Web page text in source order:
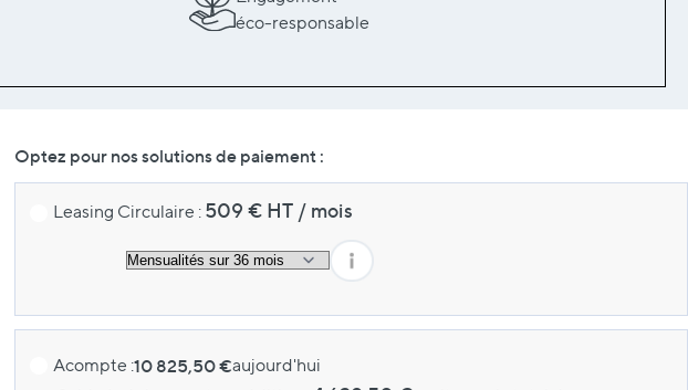
éco-responsable
Optez pour nos solutions de paiement :
Leasing Circulaire : 509 € HT / mois
Acompte :10 825,50 €aujourd'hui